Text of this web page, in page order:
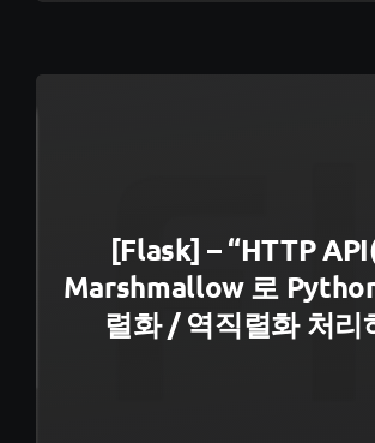
[Flask] – “HTTP
Marshmallow 로
렬화 / 역직렬화 처리